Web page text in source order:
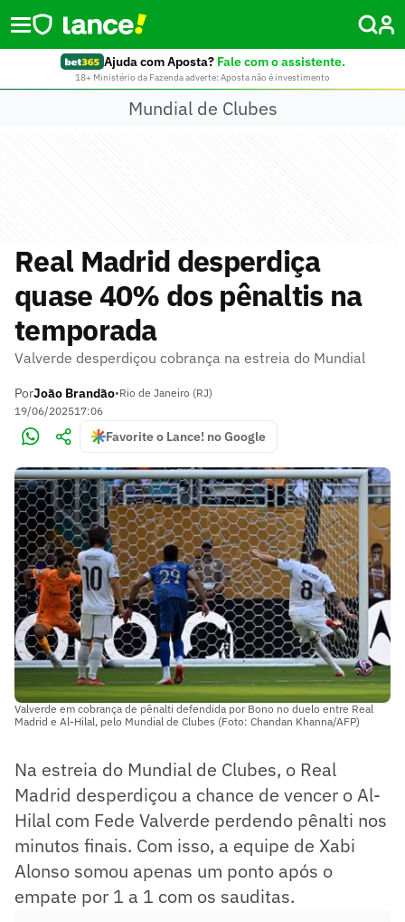
Ajuda com Aposta? Fale com o assistente.
18+ Ministério da Fazenda adverte: Aposta não é investimento
Mundial de Clubes
Real Madrid desperdiça
quase 40% dos pênaltis na
temporada
Valverde desperdiçou cobrança na estreia do Mundial
PorJoão Brandão•Rio de Janeiro (RJ)
19/06/202517:06
Favorite o Lance! no Google
Valverde em cobrança de pênalti defendida por Bono no duelo entre Real
Madrid e Al-Hilal, pelo Mundial de Clubes (Foto: Chandan Khanna/AFP)
Na estreia do Mundial de Clubes, o Real
Madrid desperdiçou a chance de vencer o Al-
Hilal com Fede Valverde perdendo pênalti nos
minutos finais. Com isso, a equipe de Xabi
Alonso somou apenas um ponto após o
empate por 1 a 1 com os sauditas.